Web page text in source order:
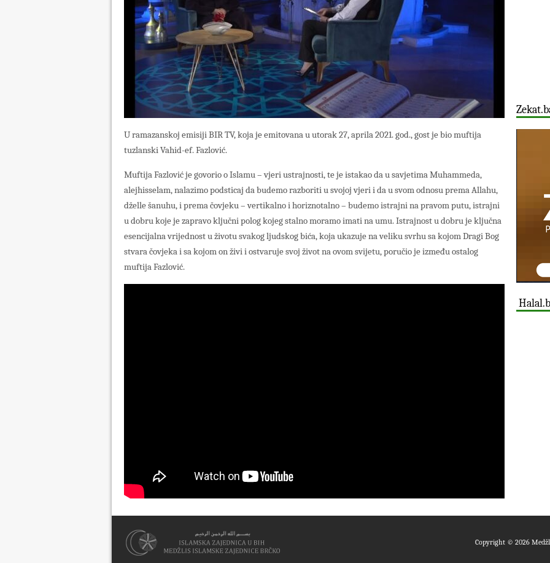
U ramazanskoj emisiji BIR TV, koja je emitovana u utorak 27, aprila 2021. god., gost je bio muftija
tuzlanski Vahid-ef. Fazlović.
Muftija Fazlović je govorio o Islamu – vjeri ustrajnosti, te je istakao da u savjetima Muhammeda,
alejhisselam, nalazimo podsticaj da budemo razboriti u svojoj vjeri i da u svom odnosu prema Allahu,
dželle šanuhu, i prema čovjeku – vertikalno i horiznotalno – budemo istrajni na pravom putu, istrajni
u dobru koje je zapravo ključni polog kojeg stalno moramo imati na umu. Istrajnost u dobru je ključna
esencijalna vrijednost u životu svakog ljudskog bića, koja ukazuje na veliku svrhu sa kojom Dragi Bog
stvara čovjeka i sa kojom on živi i ostvaruje svoj život na ovom svijetu, poručio je između ostalog
muftija Fazlović.
Copyright © 2026